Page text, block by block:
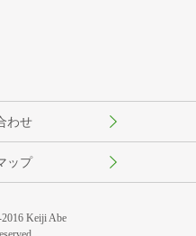
わせ
ップ
Keiji Abe